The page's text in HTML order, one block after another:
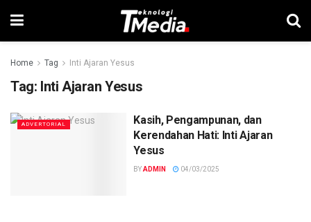
Home Tag Inti Ajaran Yesus
Tag: Inti Ajaran Yesus
ADVERTORIAL
Kasih, Pengampunan, dan
Kerendahan Hati: Inti Ajaran
Yesus
BYADMIN 04/03/2025